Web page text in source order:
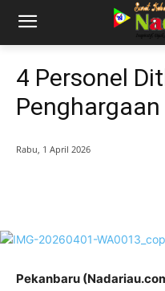
4 Personel
Rabu, 1 April 2026
Pekanbaru